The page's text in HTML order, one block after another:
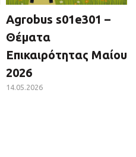
Agrobus s01e301 –
Θέματα
Επικαιρότητας Μαίου
2026
14.05.2026